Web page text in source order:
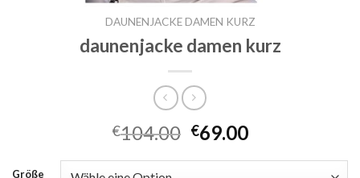
DAUNENJACKE DAMEN KURZ
daunenjacke damen kurz
€104.00 €69.00
Größe